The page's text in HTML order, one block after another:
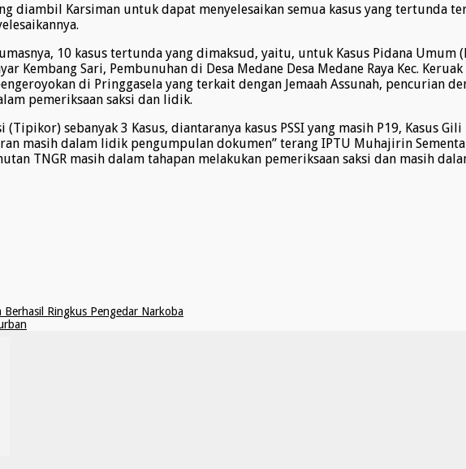
diambil Karsiman untuk dapat menyelesaikan semua kasus yang tertunda
10 kasus tertunda yang dimaksud, yaitu, untuk Kasus Pidana Umum
Kembang Sari, Pembunuhan di Desa Medane Desa Medane Raya Kec.
di Pringgasela yang terkait dengan Jemaah Assunah, pencurian
pemeriksaan saksi dan lidik.
(Tipikor) sebanyak 3 Kasus, diantaranya kasus PSSI yang masih P19, Kasus
masih dalam lidik pengumpulan dokumen” terang IPTU Muhajirin
TNGR masih dalam tahapan melakukan pemeriksaan saksi dan masih
Ringkus Pengedar Narkoba